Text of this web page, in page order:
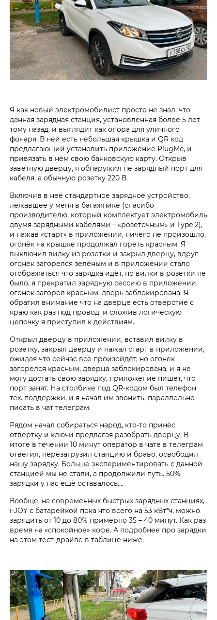
Я как новый электромобилист просто не знал, что
данная зарядная станция, установленная более 5 лет
тому назад, и выглядит как опора для уличного
фонаря. В ней есть небольшая крышка и QR код
предлагающий установить приложение PlugMe, и
привязать в нём свою банковскую карту. Открыв
заветную дверцу, я обнаружил не зарядный порт для
кабеля, а обычную розетку 220 В.
Включив в неё стандартное зарядное устройство,
лежавшее у меня в багажнике (спасибо
производителю, который комплектует электромобиль
двумя зарядными кабелями – «розеточным» и Type 2),
и нажав «старт» в приложении, ничего не произошло,
огонёк на крышке продолжал гореть красным. Я
выключил вилку из розетки и закрыл дверцу, вдруг
огонёк загорелся зелёным и в приложении стало
отображаться что зарядка идёт, но вилки в розетки не
было, я прекратил зарядную сессию в приложении,
огонёк загорел красным, дверь заблокирована. Я
обратил внимание что на дверце есть отверстие с
краю как раз под провод, и сложив логическую
цепочку я приступил к действиям.
Открыл дверцу в приложении, вставил вилку в
розетку, закрыл дверцу и нажал старт в приложении,
ожидая что сейчас всё произойдёт, но огонек
загорелся красным, дверца заблокирована, и я не
могу достать свою зарядку, приложение пишет, что
порт занят. На столбике под QR-кодом был телефон
тех. поддержки, и я начал им звонить, параллельно
писать в чат телеграм.
Рядом начал собираться народ, кто-то принёс
отвертку и ключи предлагая разобрать дверцу. В
итоге в течении 10 минут оператор в чате в телеграм
ответил, перезагрузил станцию и браво, освободил
нашу зарядку. Больше экспериментировать с данной
станцией мы не стали, а продолжили путь. 50%
зарядки у нас ещё оставалось….
Вообще, на современных быстрых зарядных станциях,
i‑JOY с батарейкой пока что всего на 53 кВт*ч, можно
зарядить от 10 до 80% примерно 35 – 40 минут. Как раз
время на «спокойное» кофе. А подробнее про зарядки
на этом тест-драйве в таблице ниже.